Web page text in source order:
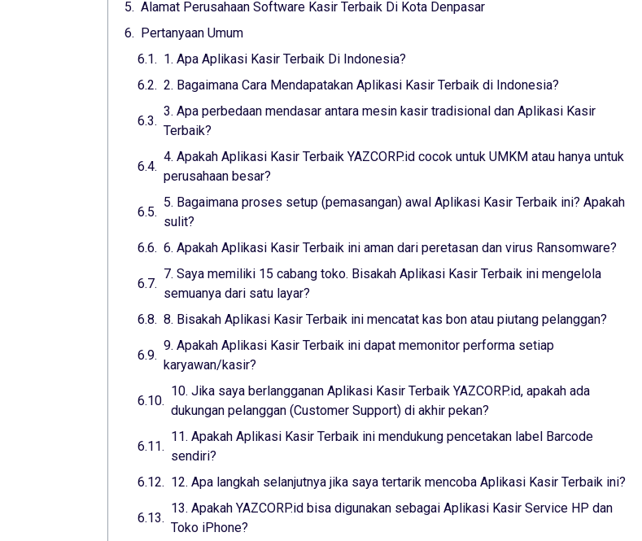
Alamat Perusahaan Software Kasir Terbaik Di Kota Denpasar
Pertanyaan Umum
1. Apa Aplikasi Kasir Terbaik Di Indonesia?
2. Bagaimana Cara Mendapatakan Aplikasi Kasir Terbaik di Indonesia?
3. Apa perbedaan mendasar antara mesin kasir tradisional dan Aplikasi Kasir
Terbaik?
4. Apakah Aplikasi Kasir Terbaik YAZCORP.id cocok untuk UMKM atau hanya untuk
perusahaan besar?
5. Bagaimana proses setup (pemasangan) awal Aplikasi Kasir Terbaik ini? Apakah
sulit?
6. Apakah Aplikasi Kasir Terbaik ini aman dari peretasan dan virus Ransomware?
7. Saya memiliki 15 cabang toko. Bisakah Aplikasi Kasir Terbaik ini mengelola
semuanya dari satu layar?
8. Bisakah Aplikasi Kasir Terbaik ini mencatat kas bon atau piutang pelanggan?
9. Apakah Aplikasi Kasir Terbaik ini dapat memonitor performa setiap
karyawan/kasir?
10. Jika saya berlangganan Aplikasi Kasir Terbaik YAZCORP.id, apakah ada
dukungan pelanggan (Customer Support) di akhir pekan?
11. Apakah Aplikasi Kasir Terbaik ini mendukung pencetakan label Barcode
sendiri?
12. Apa langkah selanjutnya jika saya tertarik mencoba Aplikasi Kasir Terbaik ini?
13. Apakah YAZCORP.id bisa digunakan sebagai Aplikasi Kasir Service HP dan
Toko iPhone?